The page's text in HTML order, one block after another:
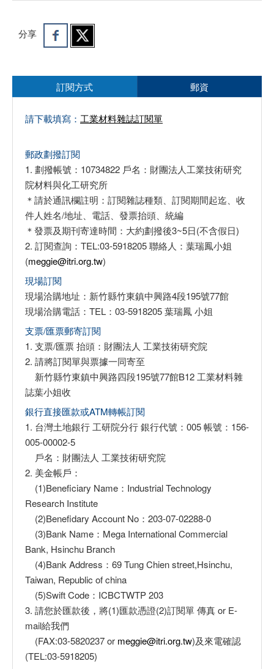
分享
訂閱方式 郵資
請下載填寫： 工業材料雜誌訂閱單
郵政劃撥訂閱
1. 劃撥帳號：10734822 戶名：財團法人工業技術研究
院材料與化工研究所
＊請於通訊欄註明：訂閱雜誌種類、訂閱期間起迄、收
件人姓名/地址、電話、發票抬頭、統編
＊發票及期刊寄達時間：大約劃撥後3~5日(不含假日)
2. 訂閱查詢：TEL:03-5918205 聯絡人：葉瑞鳳小姐
(meggie@itri.org.tw)
現場訂閱
現場洽購地址：新竹縣竹東鎮中興路4段195號77館
現場洽購電話：TEL：03-5918205 葉瑞鳳 小姐
支票/匯票郵寄訂閱
1. 支票/匯票 抬頭：財團法人 工業技術研究院
2. 請將訂閱單與票據一同寄至
新竹縣竹東鎮中興路四段195號77館B12 工業材料雜
誌葉小姐收
銀行直接匯款或ATM轉帳訂閱
1. 台灣土地銀行 工研院分行 銀行代號：005 帳號：156-
005-00002-5
戶名：財團法人 工業技術研究院
2. 美金帳戶：
(1)Beneficiary Name：Industrial Technology
Research Institute
(2)Benefidary Account No：203-07-02288-0
(3)Bank Name：Mega International Commercial
Bank, Hsinchu Branch
(4)Bank Address：69 Tung Chien street,Hsinchu,
Taiwan, Republic of china
(5)Swift Code：ICBCTWTP 203
3. 請您於匯款後，將(1)匯款憑證(2)訂閱單 傳真 or E-
mail給我們
(FAX:03-5820237 or meggie@itri.org.tw)及來電確認
(TEL:03-5918205)